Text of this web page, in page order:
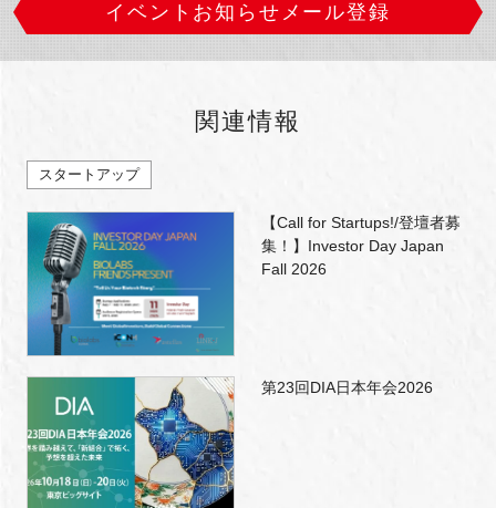
イベントお知らせメール登録
関連情報
スタートアップ
【Call for Startups!/登壇者募
集！】Investor Day Japan
Fall 2026
第23回DIA日本年会2026